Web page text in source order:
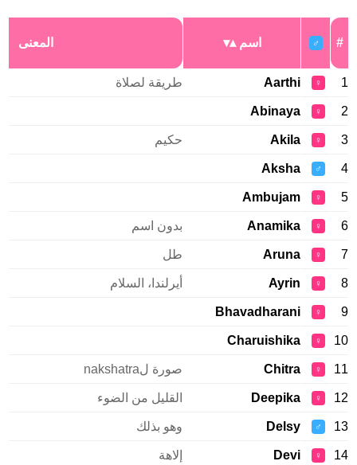
#
♂ اسم المعنى
1
♀
Aarthi طريقة لصلاة
2
♀
Abinaya
3
♀
Akila حكيم
4
♂
Aksha
5
♀
Ambujam
6
♀
Anamika بدون اسم
7
♀
Aruna طل
8
♀
Ayrin أيرلندا، السلام
9
♀
Bhavadharani
10
♀
Charuishika
11
♀
Chitra صورة لnakshatra
12
♀
Deepika القليل من الضوء
13
♂
Delsy وهو بذلك
14
♀
Devi إلاهة